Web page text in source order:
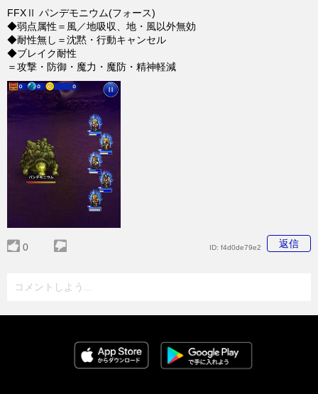
FFXⅡ パンデモニウム(フォース)
◆弱点属性＝風／地吸収、地・風以外無効
◆耐性無し＝沈黙・行動キャンセル
◆ブレイク耐性
＝攻撃・防御・魔力・魔防・精神軽減
0 返信
ID: f4d0de79e2
コメントしよう...